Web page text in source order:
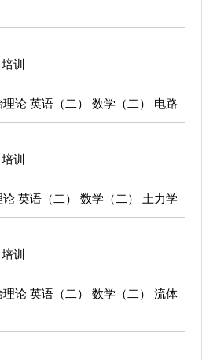
培训
理论 英语（二） 数学（二） 电路
培训
英语（二） 数学（二） 土力学
培训
理论 英语（二） 数学（二） 流体